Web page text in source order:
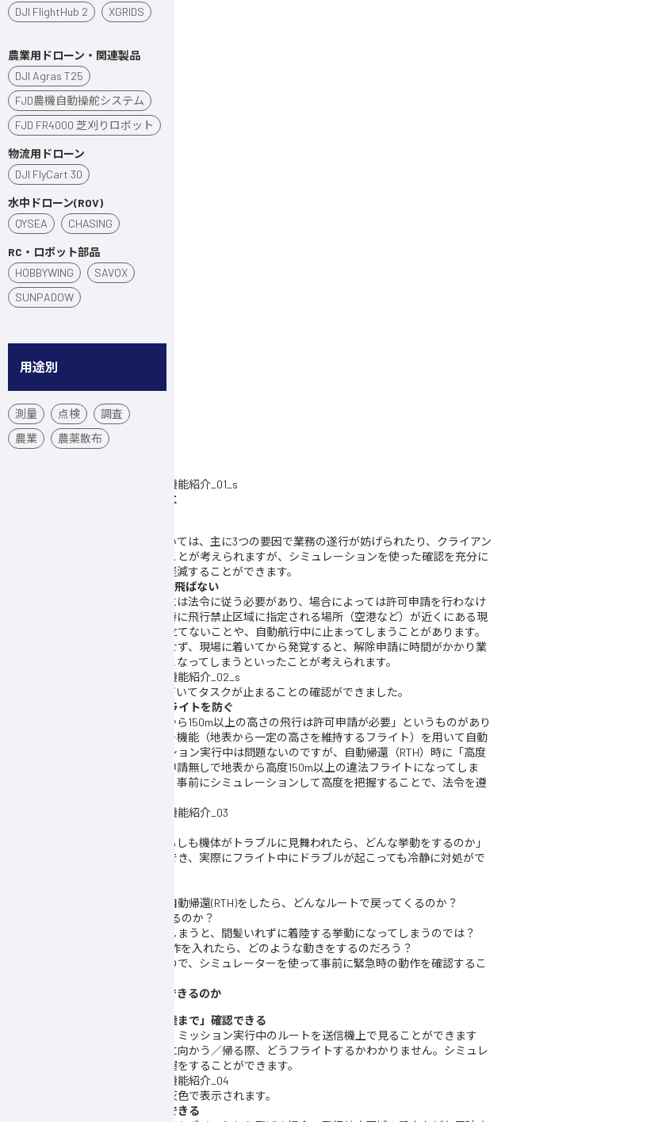
DJI FlightHub 2
XGRIDS
農業用ドローン・関連製品
DJI Agras T25
FJD農機自動操舵システム
FJD FR4000 芝刈りロボット
物流用ドローン
DJI FlyCart 30
水中ドローン(ROV)
QYSEA
CHASING
RC・ロボット部品
HOBBYWING
SAVOX
SUNPADOW
用途別
測量 点検
調査
農業
農薬散布
安全で効率的な業務を進めるために
産業用ドローンを使った業務においては、主に3つの要因で業務の遂行が妨げられたり、クライアン
トや関係者に迷惑を掛けてしまうことが考えられますが、シミュレーションを使った確認を充分に
行うことで、そのようなリスクを軽減することができます。
1. いざ現場に来たけど、ドローンが飛ばない
ドローンの運用を安全に行うためには法令に従う必要があり、場合によっては許可申請を行わなけ
れば飛ばせないこともあります。特に飛行禁止区域に指定される場所（空港など）が近くにある現
場では、プロペラがまわらず飛び立てないことや、自動航行中に止まってしまうことがあります。
事前の確認やシミュレーションをせず、現場に着いてから発覚すると、解除申請に時間がかかり業
務の進行が遅れたり、業務が延期となってしまうといったことが考えられます。
シミュレーター上でGEO区域に近づいてタスクが止まることの確認ができました。
2. うっかりやってしまう違法なフライトを防ぐ
ドローンに関する法令では「地表から150m以上の高さの飛行は許可申請が必要」というものがあり
ます。山の周辺などで地形フォロー機能（地表から一定の高さを維持するフライト）を用いて自動
航行ミッションを行う場合、ミッション実行中は問題ないのですが、自動帰還（RTH）時に「高度
を落とさずに戻ってきてしまい、申請無しで地表から高度150m以上の違法フライトになってしま
う」というリスクが考えられます。事前にシミュレーションして高度を把握することで、法令を遵
シミュレーターを使うことで、「もしも機体がトラブルに見舞われたら、どんな挙動をするのか」
という緊急時の想定を試すことができ、実際にフライト中にドラブルが起こっても冷静に対処がで
・ミッション飛行中に急遽停止＆自動帰還(RTH)をしたら、どんなルートで戻ってくるのか？
・そもそも自動帰還(RTH)は起動するのか？
・ホームポイント近くで実行してしまうと、間髪いれずに着陸する挙動になってしまうのでは？
・自動帰還(RTH)中にスティック操作を入れたら、どのような動きをするのだろう？
などと色々な事態が考えられますので、シミュレーターを使って事前に緊急時の動作を確認するこ
シミュレーターではどんなことができるのか
自動航行時の挙動を「離陸から着陸まで」確認できる
自動航行のミッションプランでは、ミッション実行中のルートを送信機上で見ることができます
が、ホームポイントから開始地点に向かう／帰る際、どうフライトするかわかりません。シミュレ
ータを使う事でより詳細に状況把握をすることができます。
実際に飛行するであろう経路がは灰色で表示されます。
飛行禁止区域などでの動作確認ができる